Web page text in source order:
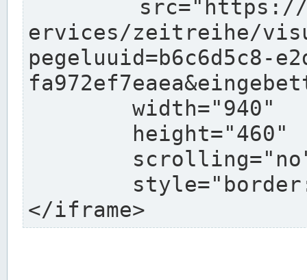
ervices/zeitreihe/
pegeluuid=b6c6d5c8-
</iframe>